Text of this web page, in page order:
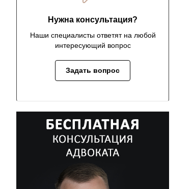
Нужна консультация?
Наши специалисты ответят на любой
интересующий вопрос
Задать вопрос